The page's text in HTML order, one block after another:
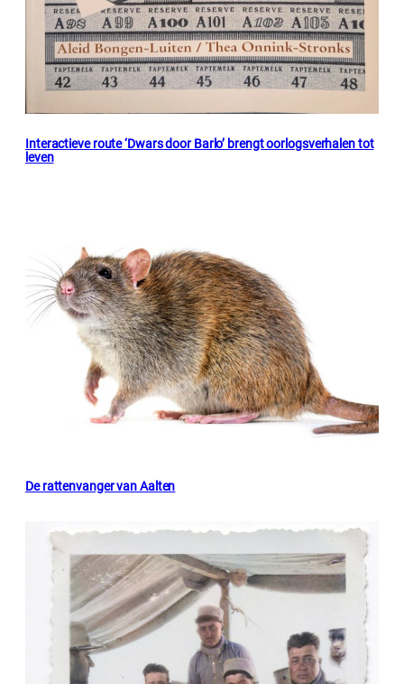
Interactieve route ‘Dwars door Barlo’ brengt oorlogsverhalen tot
leven
De rattenvanger van Aalten